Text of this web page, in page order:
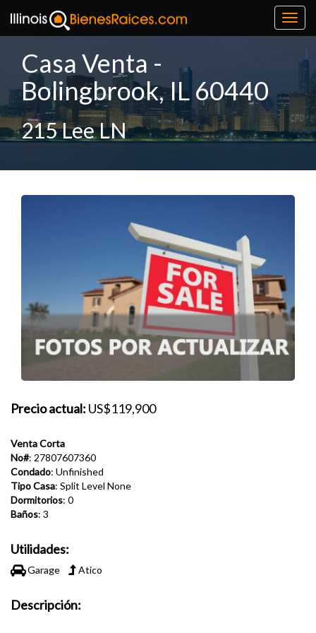
Casa Venta -
Bolingbrook, IL 60440
215 Lee LN
Precio actual: US$119,900
Venta Corta
No#: 27807607360
Condado: Unfinished
Tipo Casa: Split Level None
Dormitorios: 0
Baños: 3
Utilidades:
Garage Atico
Descripción: